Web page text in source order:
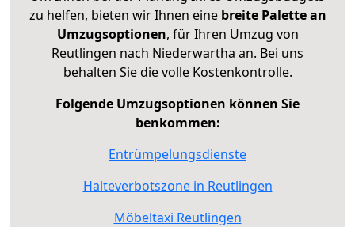
zu helfen, bieten wir Ihnen eine breite Palette an
Umzugsoptionen, für Ihren Umzug von
Reutlingen nach Niederwartha an. Bei uns
behalten Sie die volle Kostenkontrolle.
Folgende Umzugsoptionen können Sie
benkommen:
Entrümpelungsdienste
Halteverbotszone in Reutlingen
Möbeltaxi Reutlingen